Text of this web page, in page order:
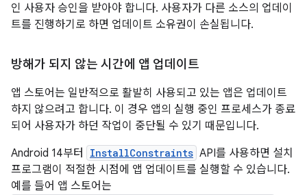
인 사용자 승인을 받아야 합니다. 사용자가 다른 소스의 업데이
트를 진행하기로 하면 업데이트 소유권이 손실됩니다.
방해가 되지 않는 시간에 앱 업데이트
앱 스토어는 일반적으로 활발히 사용되고 있는 앱은 업데이트
하지 않으려고 합니다. 이 경우 앱의 실행 중인 프로세스가 종료
되어 사용자가 하던 작업이 중단될 수 있기 때문입니다.
Android 14부터
InstallConstraints API를 사용하면 설치
프로그램이 적절한 시점에 앱 업데이트를 실행할 수 있습니다.
예를 들어 앱 스토어는